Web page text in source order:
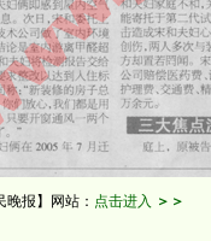
报】网站： 点击进入 ＞＞